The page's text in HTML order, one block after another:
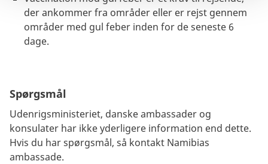
der ankommer fra områder eller er rejst gennem
områder med gul feber inden for de seneste 6
dage.
Spørgsmål
Udenrigsministeriet, danske ambassader og
konsulater har ikke yderligere information end dette.
Hvis du har spørgsmål, så kontakt Namibias
ambassade.